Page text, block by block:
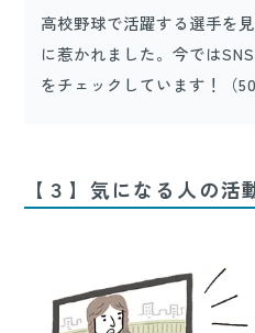
高校野球で活躍する選手を
に惹かれました。今では
をチェックしています！（50
【３】気になる人の活